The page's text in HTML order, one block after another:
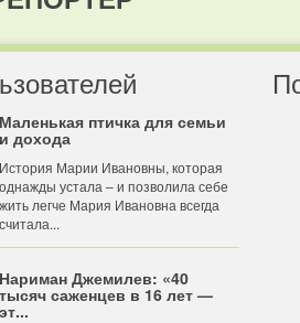
Маленькая птичка для семьи
и дохода
История Марии Ивановны, которая
однажды устала – и позволила себе
жить легче Мария Ивановна всегда
считала...
Нариман Джемилев: «40
тысяч саженцев в 16 лет —
эт...